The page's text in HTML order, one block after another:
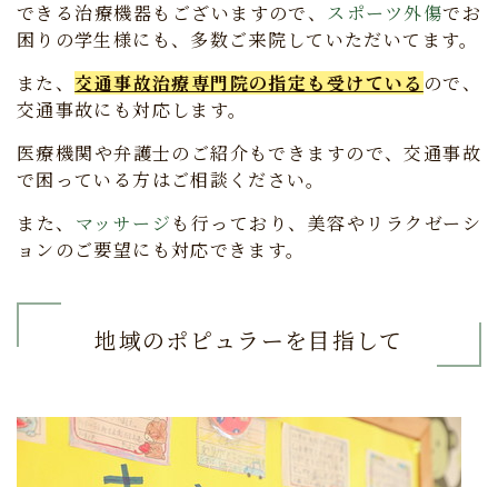
できる治療機器もございますので、 スポーツ外傷でお
困りの学生様にも、多数ご来院していただいてます。
また、 交通事故治療専門院の指定も受けている ので、
交通事故にも対応します。
医療機関や弁護士のご紹介もできますので、交通事故
で困っている方はご相談ください。
また、 マッサージ も行っており、美容やリラクゼーシ
ョンのご要望にも対応できます。
地域のポピュラーを目指して